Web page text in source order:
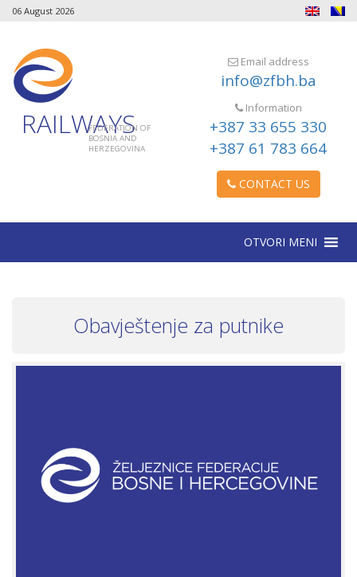
06 August 2026
RAILWAYS
FEDERATION OF
BOSNIA AND
HERZEGOVINA
Email address
info@zfbh.ba
Information
+387 33 655 330
+387 61 783 664
CONTACT US
OTVORI MENI
Obavještenje za putnike